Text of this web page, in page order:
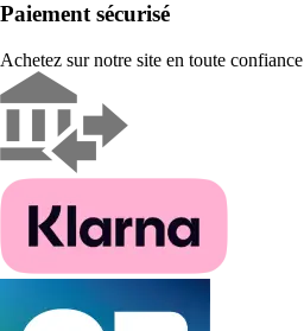
Paiement sécurisé
Achetez sur notre site en toute confiance